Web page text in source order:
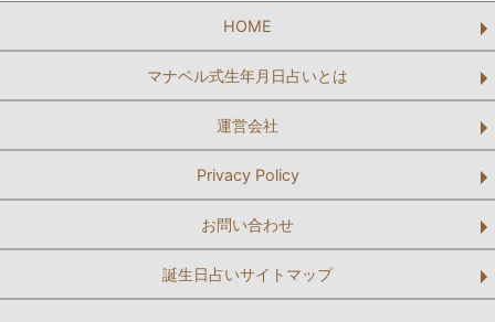
HOME
マナベル式生年月日占いとは
運営会社
Privacy Policy
お問い合わせ
誕生日占いサイトマップ